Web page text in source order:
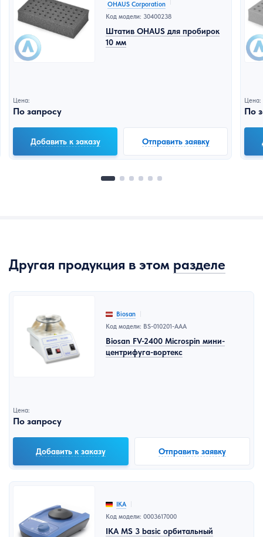
OHAUS Corporation
Код модели: 30400238
Штатив OHAUS для пробирок
10 мм
Цена:
По запросу
Добавить к заказу Отправить заявку
Цена:
По
Другая продукция в этом разделе
Biosan
Код модели: BS-010201-AAA
Biosan FV-2400 Microspin мини-
центрифуга-вортекс
Цена:
По запросу
Добавить к заказу Отправить заявку
IKA
Код модели: 0003617000
IKA MS 3 basic орбитальный